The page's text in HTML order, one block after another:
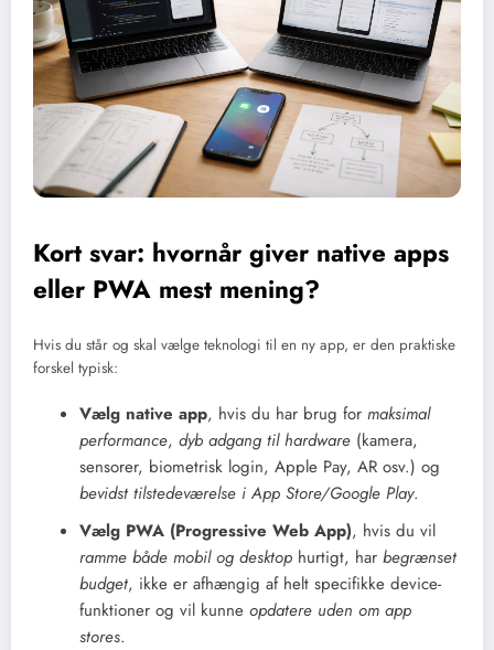
Kort svar: hvornår giver native apps
eller PWA mest mening?
Hvis du står og skal vælge teknologi til en ny app, er den praktiske
forskel typisk:
Vælg native app, hvis du har brug for maksimal
performance, dyb adgang til hardware (kamera,
sensorer, biometrisk login, Apple Pay, AR osv.) og
bevidst tilstedeværelse i App Store/Google Play.
Vælg PWA (Progressive Web App), hvis du vil
ramme både mobil og desktop hurtigt, har begrænset
budget, ikke er afhængig af helt specifikke device-
funktioner og vil kunne opdatere uden om app
stores.